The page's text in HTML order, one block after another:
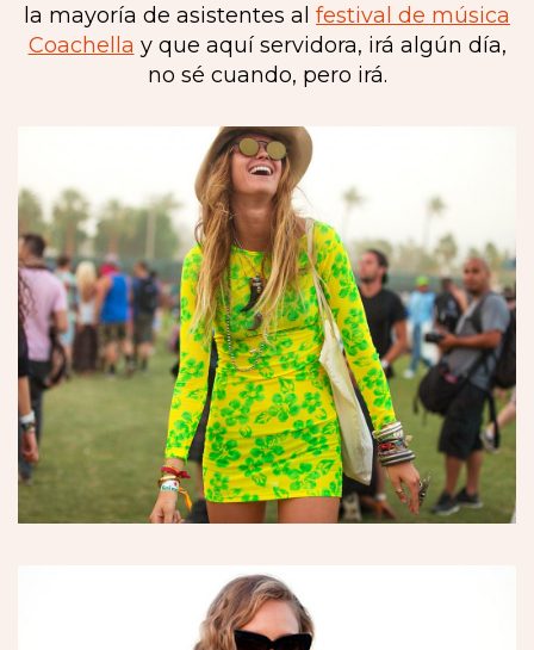
la mayoría de asistentes al festival de música
Coachella y que aquí servidora, irá algún día,
no sé cuando, pero irá.